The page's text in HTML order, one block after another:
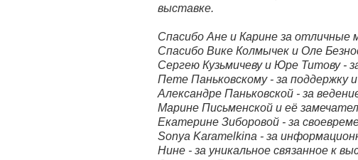
выставке.
Спасибо Ане и Карине за отличные
Спасибо Вике Колмычек и Оле
Сергею Кузьмичеву и Юре Титову -
Пете Паньковскому - за поддержку
Александре Паньковской - за
Марине Письменской и её
Екатерине Зиборовой - за
Sonya Karamelkina - за
Нине - за уникальное связанное к